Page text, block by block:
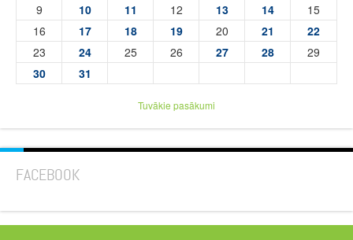
9
10 11 12 13 14
15
16
17 18 19 20 21
22
23
24 25 26 27 28
29
30
31
Tuvākie pasākumi
FACEBOOK